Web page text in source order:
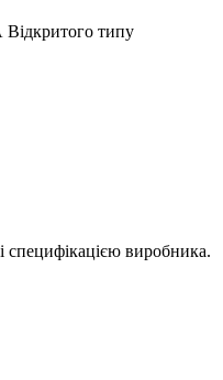
специфікацією виробника.